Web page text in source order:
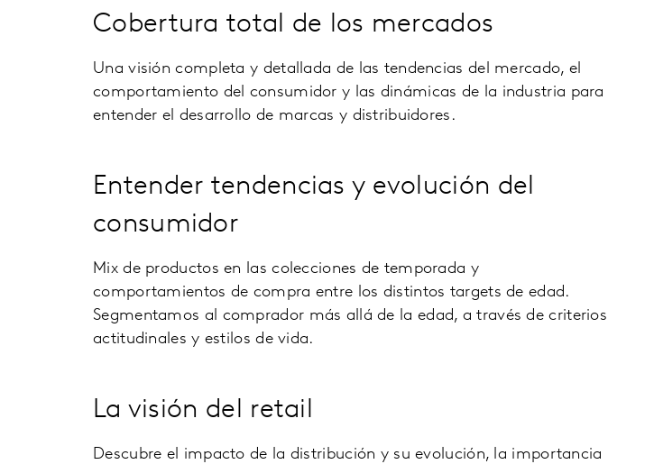
Cobertura total de los mercados
Una visión completa y detallada de las tendencias del mercado, el
comportamiento del consumidor y las dinámicas de la industria para
entender el desarrollo de marcas y distribuidores.
Entender tendencias y evolución del
consumidor
Mix de productos en las colecciones de temporada y
comportamientos de compra entre los distintos targets de edad.
Segmentamos al comprador más allá de la edad, a través de criterios
actitudinales y estilos de vida.
La visión del retail
Descubre el impacto de la distribución y su evolución, la importancia